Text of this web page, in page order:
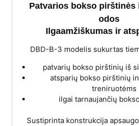
Patvarios bokso pirštinės
odos
Ilgaamžiškumas ir
DBD-B-3 modelis sukurtas
patvarių bokso pirštinių iš
atsparių bokso pirštinių
treniruotėms
ilgai tarnaujančių
Sustiprinta konstrukcija